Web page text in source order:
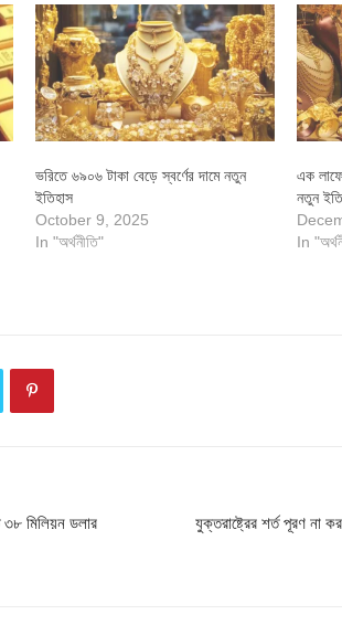
ভরিতে ৬৯০৬ টাকা বেড়ে স্বর্ণের দামে নতুন
ইতিহাস
October 9, 2025
In "অর্থনীতি"
এক লাফে
নতুন
In
৩৮ মিলিয়ন ডলার
যুক্তরাষ্ট্রের শর্ত পূরণ না